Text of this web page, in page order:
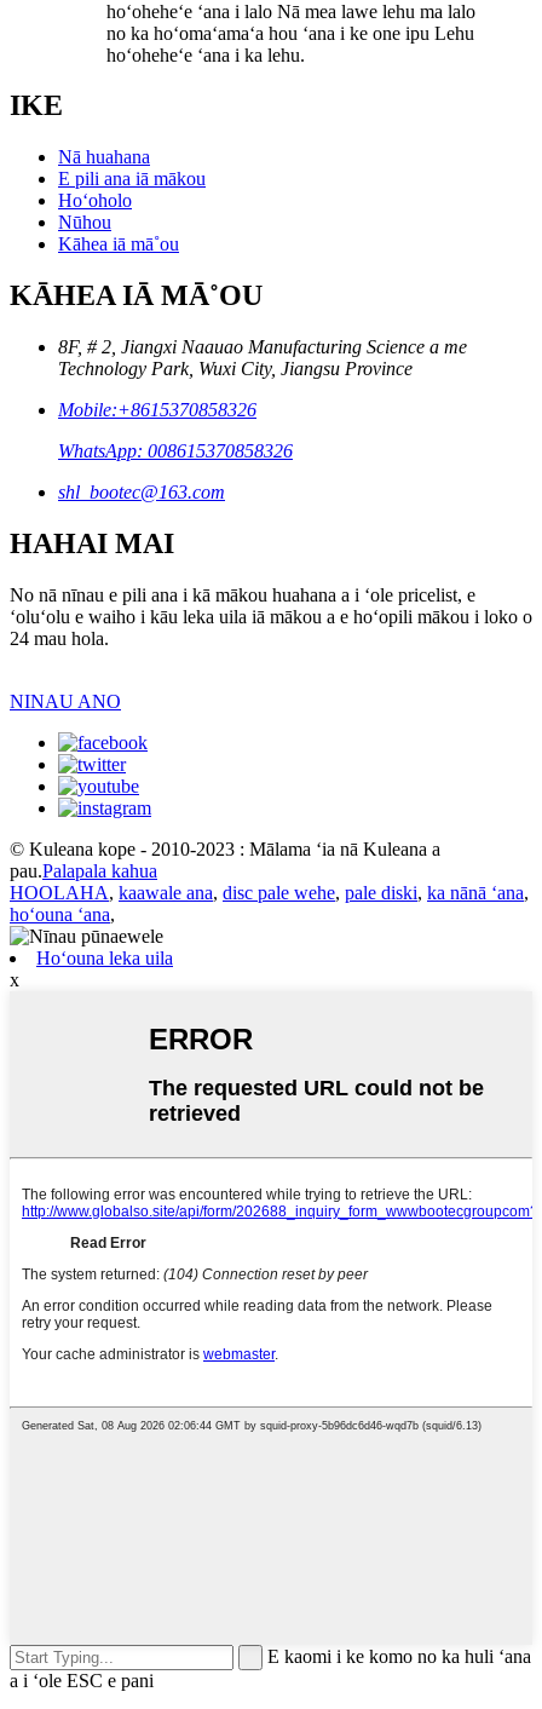
hoʻoheheʻe ʻana i lalo Nā mea lawe lehu ma lalo
no ka hoʻomaʻamaʻa hou ʻana i ke one ipu Lehu
hoʻoheheʻe ʻana i ka lehu.
IKE
Nā huahana
E pili ana iā mākou
Hoʻoholo
Nūhou
Kāhea iā mā˚ou
KĀHEA IĀ MĀ˚OU
8F, # 2, Jiangxi Naauao Manufacturing Science a me
Technology Park, Wuxi City, Jiangsu Province
Mobile:+8615370858326
WhatsApp: 008615370858326
shl_bootec@163.com
HAHAI MAI
No nā nīnau e pili ana i kā mākou huahana a i ʻole pricelist, e
ʻoluʻolu e waiho i kāu leka uila iā mākou a e hoʻopili mākou i loko o
24 mau hola.
NINAU ANO
© Kuleana kope - 2010-2023 : Mālama ʻia nā Kuleana a
pau.Palapala kahua
HOOLAHA, kaawale ana, disc pale wehe, pale diski, ka nānā ʻana,
hoʻouna ʻana,
Hoʻouna leka uila
x
E kaomi i ke komo no ka huli ʻana
a i ʻole ESC e pani